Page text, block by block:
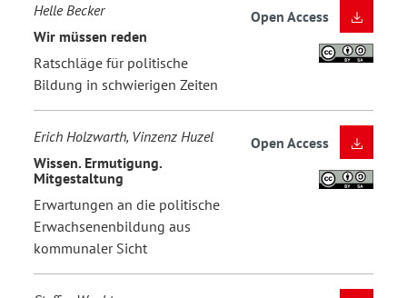
Helle Becker
Wir müssen reden
Ratschläge für politische
Bildung in schwierigen Zeiten
Open Access
Erich Holzwarth, Vinzenz Huzel
Wissen. Ermutigung.
Mitgestaltung
Erwartungen an die politische
Erwachsenenbildung aus
kommunaler Sicht
Open Access